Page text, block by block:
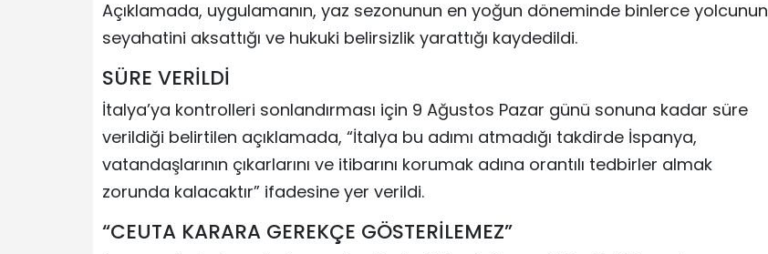
Açıklamada, uygulamanın, yaz sezonunun en yoğun döneminde binlerce yolcunun
seyahatini aksattığı ve hukuki belirsizlik yarattığı kaydedildi.
SÜRE VERİLDİ
İtalya’ya kontrolleri sonlandırması için 9 Ağustos Pazar günü sonuna kadar süre
verildiği belirtilen açıklamada, “İtalya bu adımı atmadığı takdirde İspanya,
vatandaşlarının çıkarlarını ve itibarını korumak adına orantılı tedbirler almak
zorunda kalacaktır” ifadesine yer verildi.
“CEUTA KARARA GEREKÇE GÖSTERİLEMEZ”